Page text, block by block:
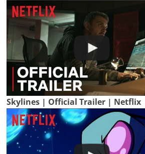
Skylines | Official Trailer | Netflix